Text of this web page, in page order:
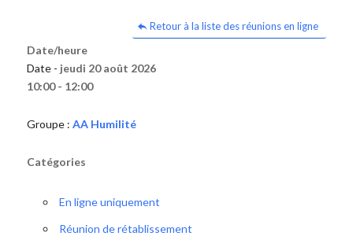
Retour à la liste des réunions en ligne
Date/heure
Date - jeudi 20 août 2026
10:00 - 12:00
Groupe : AA Humilité
Catégories
En ligne uniquement
Réunion de rétablissement